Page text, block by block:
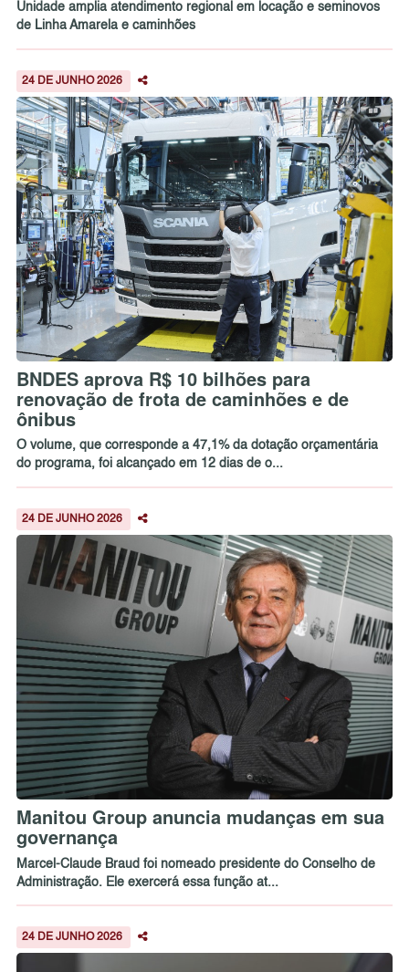
Unidade amplia atendimento regional em locação e seminovos
de Linha Amarela e caminhões
24 DE JUNHO 2026
BNDES aprova R$ 10 bilhões para
renovação de frota de caminhões e de
ônibus
O volume, que corresponde a 47,1% da dotação orçamentária
do programa, foi alcançado em 12 dias de o...
24 DE JUNHO 2026
Manitou Group anuncia mudanças em sua
governança
Marcel-Claude Braud foi nomeado presidente do Conselho de
Administração. Ele exercerá essa função at...
24 DE JUNHO 2026